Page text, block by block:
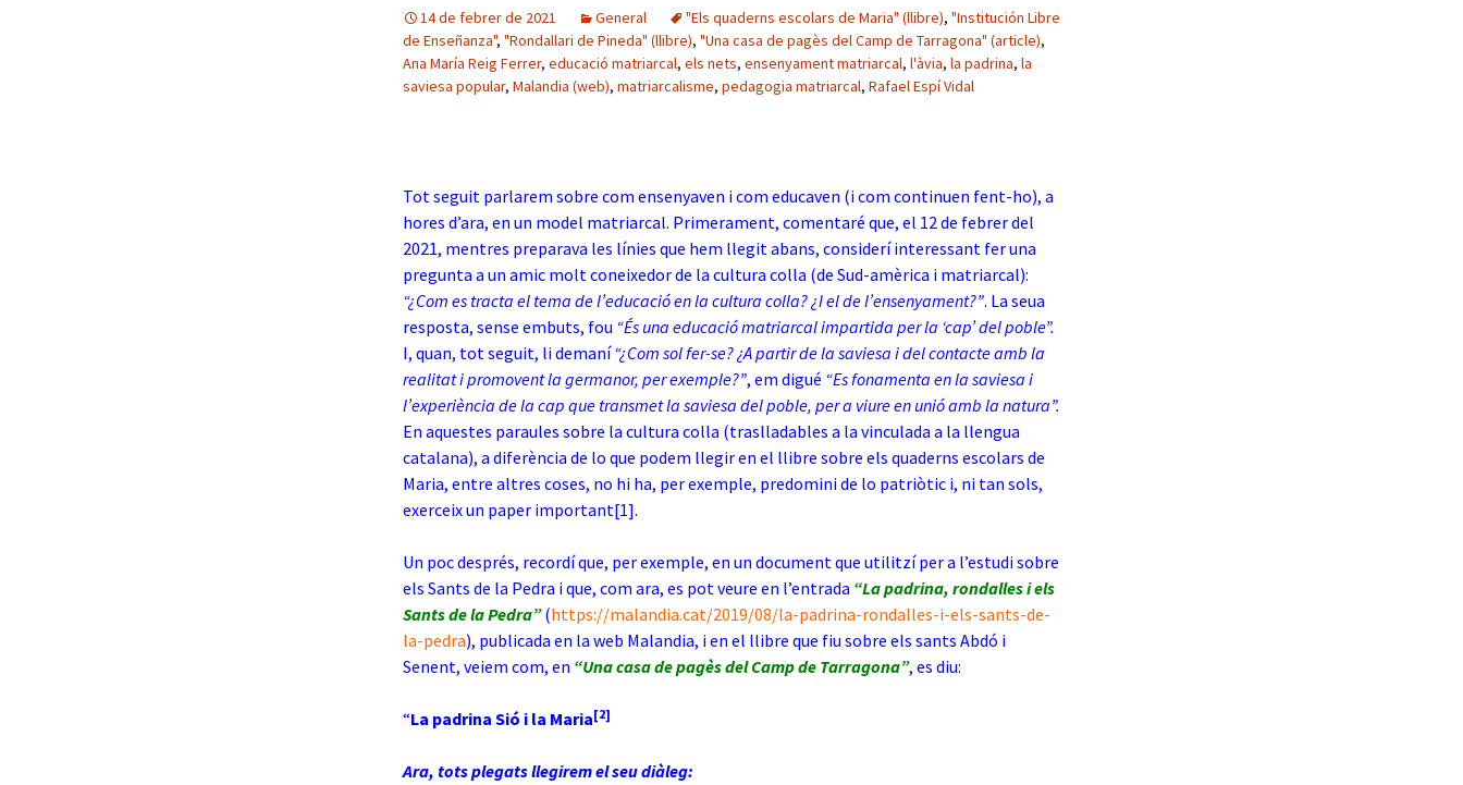
14 de febrer de 2021 General "Els quaderns escolars de Maria" (llibre), "Institución Libre
de Enseñanza", "Rondallari de Pineda" (llibre), "Una casa de pagès del Camp de Tarragona" (article),
Ana María Reig Ferrer, educació matriarcal, els nets, ensenyament matriarcal, l'àvia, la padrina, la
saviesa popular, Malandia (web), matriarcalisme, pedagogia matriarcal, Rafael Espí Vidal
Tot seguit parlarem sobre com ensenyaven i com educaven (i com continuen fent-ho), a
hores d’ara, en un model matriarcal. Primerament, comentaré que, el 12 de febrer del
2021, mentres preparava les línies que hem llegit abans, considerí interessant fer una
pregunta a un amic molt coneixedor de la cultura colla (de Sud-amèrica i matriarcal):
“¿Com es tracta el tema de l’educació en la cultura colla? ¿I el de l’ensenyament?”. La seua
resposta, sense embuts, fou “És una educació matriarcal impartida per la ‘cap’ del poble”.
I, quan, tot seguit, li demaní“¿Com sol fer-se? ¿A partir de la saviesa i del contacte amb la
realitat i promovent la germanor, per exemple?”, em digué “Es fonamenta en la saviesa i
l’experiència de la cap que transmet la saviesa del poble, per a viure en unió amb la natura”.
En aquestes paraules sobre la cultura colla (traslladables a la vinculada a la llengua
catalana), a diferència de lo que podem llegir en el llibre sobre els quaderns escolars de
Maria, entre altres coses, no hi ha, per exemple, predomini de lo patriòtic i, ni tan sols,
exerceix un paper important[1].
Un poc després, recordí que, per exemple, en un document que utilitzí per a l’estudi sobre
els Sants de la Pedra i que, com ara, es pot veure en l’entrada “La padrina, rondalles i els
Sants de la Pedra” (https://malandia.cat/2019/08/la-padrina-rondalles-i-els-sants-de-
la-pedra), publicada en la web Malandia, i en el llibre que fiu sobre els sants Abdó i
Senent, veiem com, en “Una casa de pagès del Camp de Tarragona”, es diu:
“La padrina Sió i la Maria[2]
Ara, tots plegats llegirem el seu diàleg: